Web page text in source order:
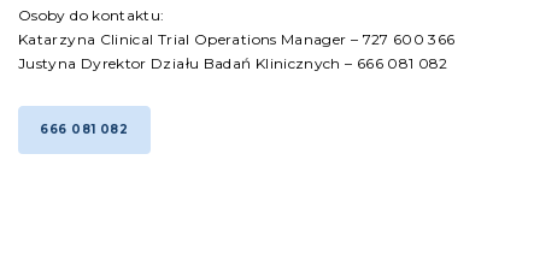
Osoby do kontaktu:
Katarzyna Clinical Trial Operations Manager – 727 600 366
Justyna Dyrektor Działu Badań Klinicznych – 666 081 082
666 081 082